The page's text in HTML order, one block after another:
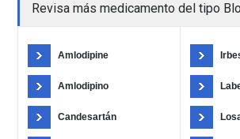
Revisa más medicamento del tipo
Amlodipine
Amlodipino
Candesartán